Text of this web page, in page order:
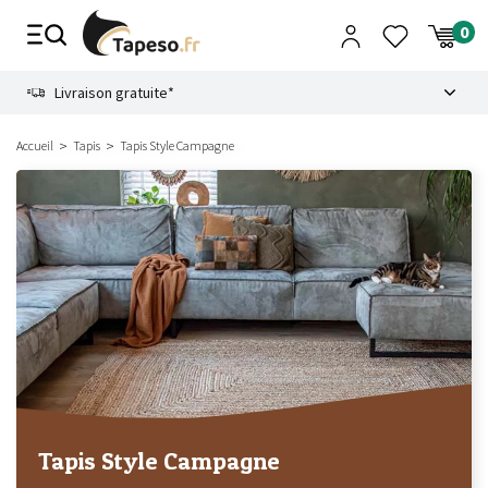
Livraison gratuite*
Accueil Tapis Tapis Style Campagne
Tapis Style Campagne